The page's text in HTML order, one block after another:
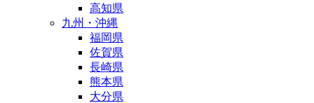
高知県
九州・沖縄
福岡県
佐賀県
長崎県
熊本県
大分県